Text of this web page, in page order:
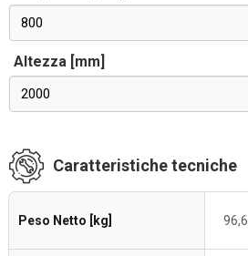
800
Altezza [mm]
2000
Caratteristiche tecniche
Peso Netto [kg] 96,6